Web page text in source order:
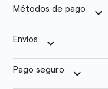
Métodos de pago keyboard_arrow_down
Envíos keyboard_arrow_down
Pago seguro keyboard_arrow_down